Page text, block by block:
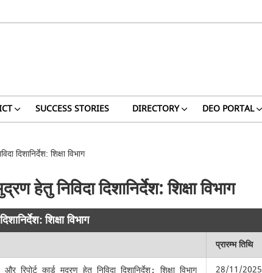
SUCCESS STORIES DIRECTORY DEO PORTAL
दिशानिर्देश: शिक्षा विभाग
हेतु निविदा दिशानिर्देश: शिक्षा विभाग
शिक्षा विभाग
प्रारम्भ तिथि
और रिपोर्ट कार्ड मुद्रण हेतु निविदा दिशानिर्देश: शिक्षा विभाग 28/11/2025